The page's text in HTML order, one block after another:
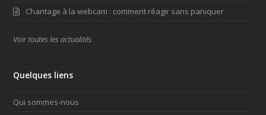
Chantage à la webcam : comment réagir sans paniquer
Voir toutes les actualités
Quelques liens
Qui sommes-nous